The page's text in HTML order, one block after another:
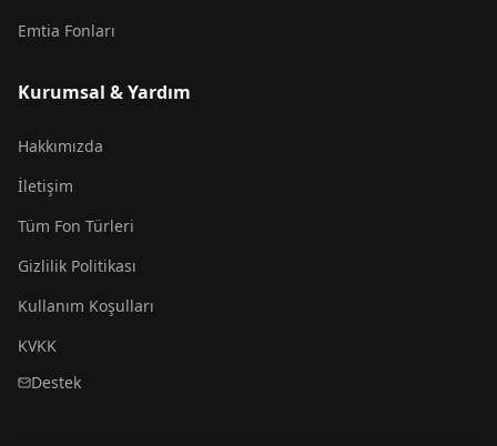
Emtia Fonları
Kurumsal & Yardım
Hakkımızda
İletişim
Tüm Fon Türleri
Gizlilik Politikası
Kullanım Koşulları
KVKK
Destek